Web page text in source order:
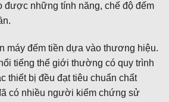
được những tính năng, chế độ đếm
máy đếm tiền dựa vào thương hiệu.
tiếng thế giới thường có quy trình
thiết bị đều đạt tiêu chuẩn chất
có nhiều người kiểm chứng sử